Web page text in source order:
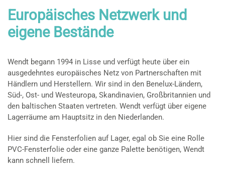
Europäisches Netzwerk und
eigene Bestände
Wendt begann 1994 in Lisse und verfügt heute über ein
ausgedehntes europäisches Netz von Partnerschaften mit
Händlern und Herstellern. Wir sind in den Benelux-Ländern,
Süd-, Ost- und Westeuropa, Skandinavien, Großbritannien und
den baltischen Staaten vertreten. Wendt verfügt über eigene
Lagerräume am Hauptsitz in den Niederlanden.
Hier sind die Fensterfolien auf Lager, egal ob Sie eine Rolle
PVC-Fensterfolie oder eine ganze Palette benötigen, Wendt
kann schnell liefern.